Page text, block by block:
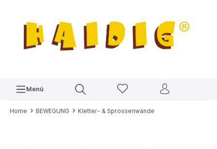
Menü
Home BEWEGUNG Kletter- & Sprossenwände